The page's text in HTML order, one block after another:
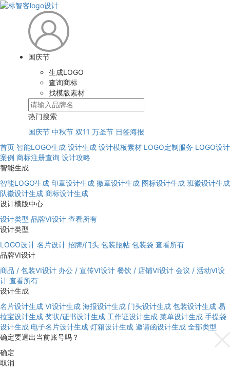
国庆节
生成LOGO
查询商标
找模版素材
热门搜索
国庆节 中秋节 双11 万圣节 日签海报
首页 智能LOGO生成 设计生成 设计模板素材 LOGO定制服务 LOGO设计
案例 商标注册查询 设计攻略
智能生成
智能LOGO生成 印章设计生成 徽章设计生成 图标设计生成 班徽设计生成
队徽设计生成 商标设计生成
设计模版中心
设计类型 品牌VI设计 查看所有
设计类型
LOGO设计 名片设计 招牌/门头 包装瓶帖 包装袋 查看所有
品牌VI设计
商品 / 包装VI设计 办公 / 宣传VI设计 餐饮 / 店铺VI设计 会议 / 活动VI设
计 查看所有
设计生成
名片设计生成 VI设计生成 海报设计生成 门头设计生成 包装设计生成 易
拉宝设计生成 奖状/证书设计生成 工作证设计生成 菜单设计生成 手提袋
设计生成 电子名片设计生成 灯箱设计生成 邀请函设计生成 全部类型
确定要退出当前账号吗？
确定
取消